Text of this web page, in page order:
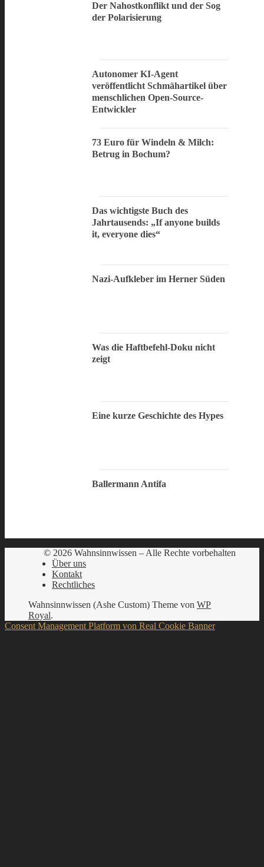
Der Nahostkonflikt und der Sog
der Polarisierung
Autonomer KI-Agent
veröffentlicht Schmähartikel über
menschlichen Open-Source-
Entwickler
73 Euro für Windeln & Milch:
Betrug in Bochum?
Das wichtigste Buch des
Jahrtausends: „If anyone builds
it, everyone dies“
Nazi-Aufkleber im Herner Süden
Was die Haftbefehl-Doku nicht
zeigt
Eine kurze Geschichte des Hypes
Ballermann Antifa
© 2026 Wahnsinnwissen – Alle Rechte vorbehalten
Über uns
Kontakt
Rechtliches
Wahnsinnwissen (Ashe Custom) Theme von WP
Royal.
Consent Management Platform von Real Cookie Banner